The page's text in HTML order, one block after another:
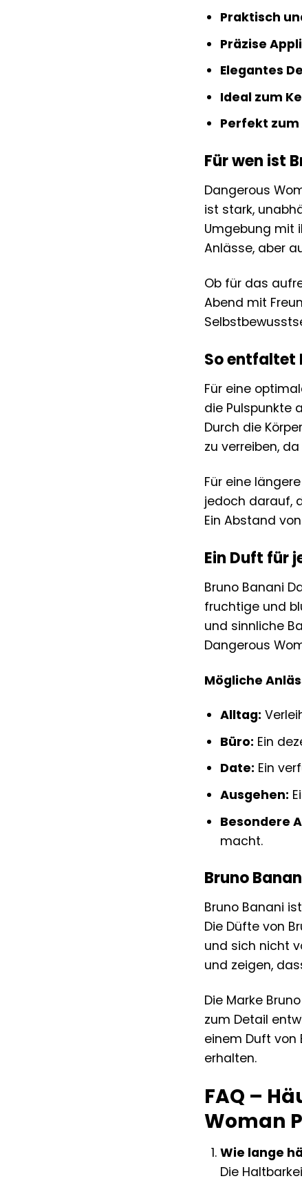
Praktisch
Präzise
Elegantes
Ideal zum
Perfekt
Für wen ist
Dangerous
ist stark,
Umgebung mit
Anlässe, aber
Ob für das
Abend mit
So entfaltet
Für eine
die Pulspunkte
Durch die
zu verreiben,
Für eine
jedoch darauf,
Ein Abstand
Ein Duft für
Bruno Banani
fruchtige und
und sinnliche
Dangerous
Mögliche
Alltag:
Büro: Ein
Date: Ein
Ausgehen:
Besondere
macht.
Bruno
Bruno Banani
Die Düfte von
und sich nicht
und zeigen,
Die Marke
zum Detail
einem Duft von
erhalten.
FAQ –
Woman
Wie lange
Die